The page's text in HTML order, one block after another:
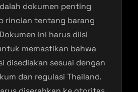
dokumen penting
rincian tentang barang
ini harus diisi
memastikan bahwa
disediakan sesuai dengan
dan regulasi Thailand.